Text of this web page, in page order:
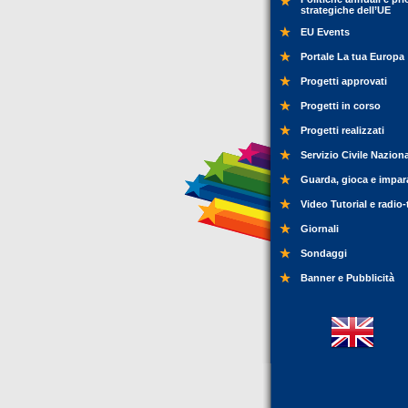
strategiche dell’UE
EU Events
Portale La tua Europa
Progetti approvati
Progetti in corso
Progetti realizzati
Servizio Civile
Guarda, gioca e
Video Tutorial e
Giornali
Sondaggi
Banner e Pubblicità